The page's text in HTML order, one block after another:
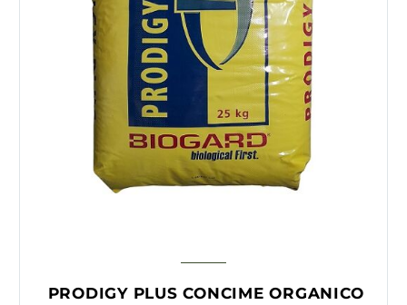
PRODIGY PLUS CONCIME ORGANICO